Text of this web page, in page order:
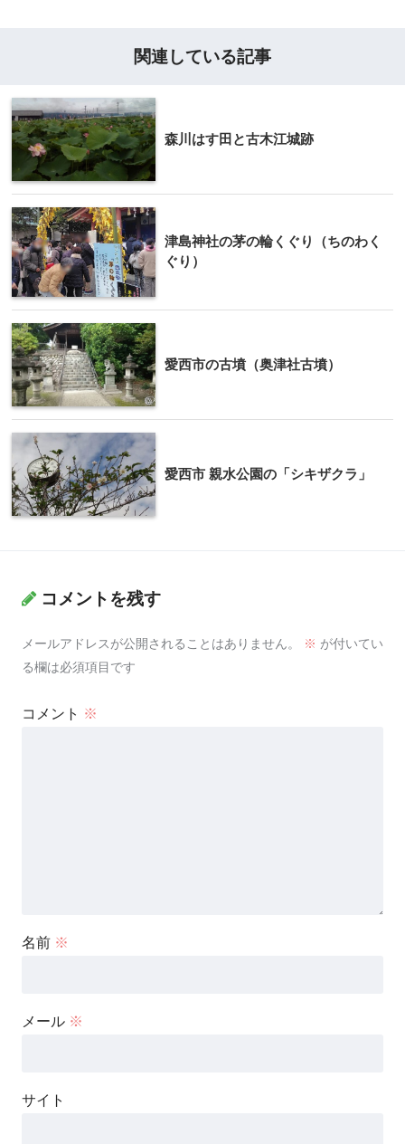
関連している記事
森川はす田と古木江城跡
津島神社の茅の輪くぐり（ちのわく
ぐり）
愛西市の古墳（奥津社古墳）
愛西市 親水公園の「シキザクラ」
コメントを残す
メールアドレスが公開されることはありません。 ※ が付いてい
る欄は必須項目です
コメント ※
名前 ※
メール ※
サイト